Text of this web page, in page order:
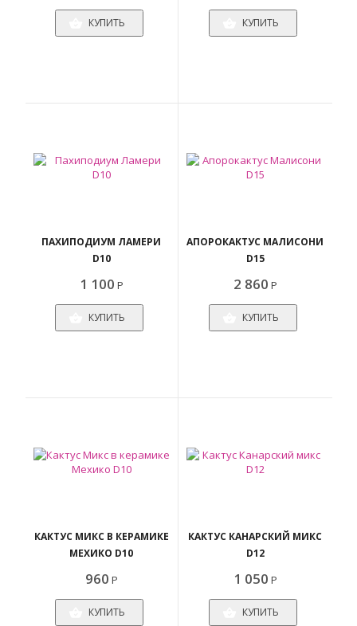
КУПИТЬ КУПИТЬ
ПАХИПОДИУМ ЛАМЕРИ
D10
1 100 Р
КУПИТЬ
АПОРОКАКТУС МАЛИСОНИ
D15
2 860 Р
КУПИТЬ
КАКТУС МИКС В КЕРАМИКЕ
МЕХИКО D10
960 Р
КУПИТЬ
КАКТУС КАНАРСКИЙ МИКС
D12
1 050 Р
КУПИТЬ